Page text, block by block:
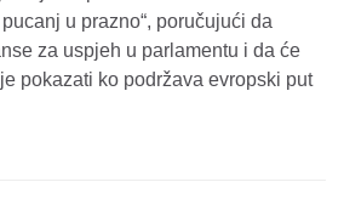
u prazno“, poručujući da
za uspjeh u parlamentu i da će
pokazati ko podržava evropski put